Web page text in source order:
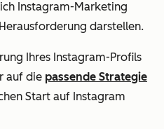
Instagram-Marketing
darstellen.
Ihres Instagram-Profils
auf die passende Strategie
Start auf Instagram